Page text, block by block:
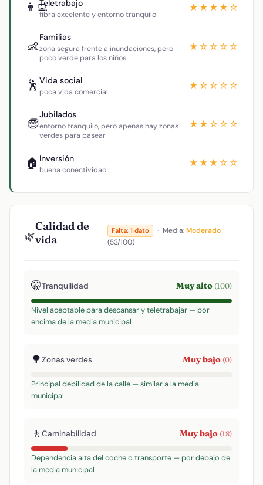
👨‍💻Teletrabajo
fibra excelente y entorno tranquilo
★★★★☆
👶
Familias
zona segura frente a inundaciones, pero
poco verde para los niños
★☆☆☆☆
🕺 Vida social
poca vida comercial
★☆☆☆☆
🧓
Jubilados
entorno tranquilo, pero apenas hay zonas
verdes para pasear
★★☆☆☆
🏠 Inversión
buena conectividad
★★★☆☆
🌿
Calidad de
vida
Falta: 1 dato · Media:Moderado
(53/100)
🤫Tranquilidad Muy alto (100)
Nivel aceptable para descansar y teletrabajar — por
encima de la media municipal
🌳Zonas verdes Muy bajo (0)
Principal debilidad de la calle — similar a la media
municipal
🚶 Caminabilidad Muy bajo (18)
Dependencia alta del coche o transporte — por debajo de
la media municipal